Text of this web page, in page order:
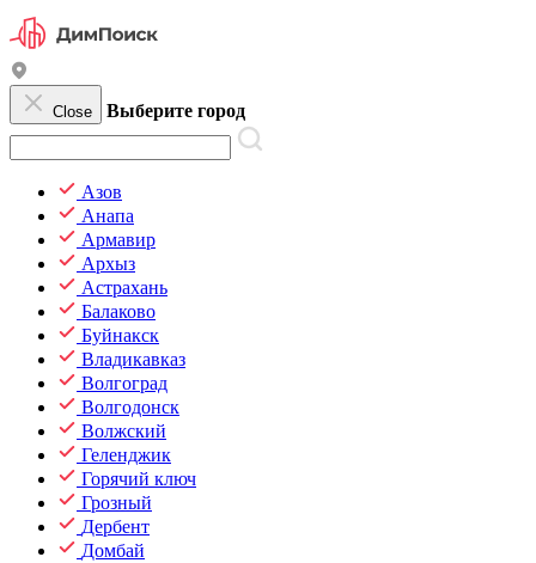
Close Выберите город
Азов
Анапа
Армавир
Архыз
Астрахань
Балаково
Буйнакск
Владикавказ
Волгоград
Волгодонск
Волжский
Геленджик
Горячий ключ
Грозный
Дербент
Домбай